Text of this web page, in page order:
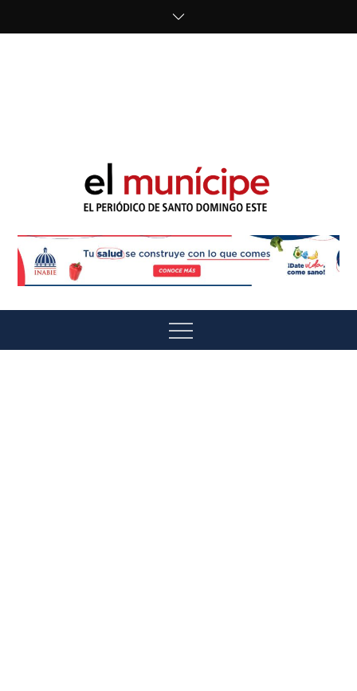
El Munícipe
Menu